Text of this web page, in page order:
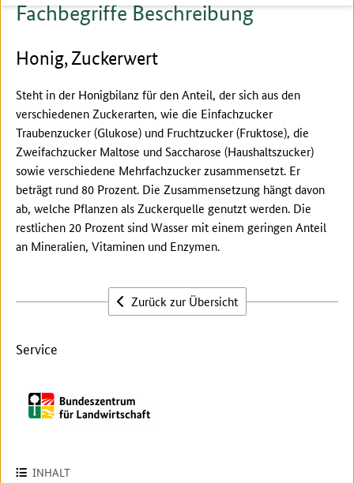
Fachbegriffe Beschreibung
Honig, Zuckerwert
Steht in der Honigbilanz für den Anteil, der sich aus den
verschiedenen Zuckerarten, wie die Einfachzucker
Traubenzucker (Glukose) und Fruchtzucker (Fruktose), die
Zweifachzucker Maltose und Saccharose (Haushaltszucker)
sowie verschiedene Mehrfachzucker zusammensetzt. Er
beträgt rund 80 Prozent. Die Zusammensetzung hängt davon
ab, welche Pflanzen als Zuckerquelle genutzt werden. Die
restlichen 20 Prozent sind Wasser mit einem geringen Anteil
an Mineralien, Vitaminen und Enzymen.
Zurück zur Übersicht
Service
INHALT